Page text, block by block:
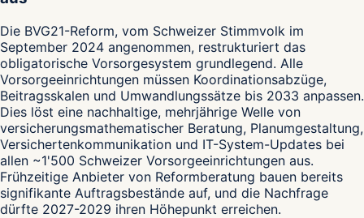
Die BVG21-Reform, vom Schweizer Stimmvolk im
September 2024 angenommen, restrukturiert das
obligatorische Vorsorgesystem grundlegend. Alle
Vorsorgeeinrichtungen müssen Koordinationsabzüge,
Beitragsskalen und Umwandlungssätze bis 2033 anpassen.
Dies löst eine nachhaltige, mehrjährige Welle von
versicherungsmathematischer Beratung, Planumgestaltung,
Versichertenkommunikation und IT-System-Updates bei
allen ~1'500 Schweizer Vorsorgeeinrichtungen aus.
Frühzeitige Anbieter von Reformberatung bauen bereits
signifikante Auftragsbestände auf, und die Nachfrage
dürfte 2027-2029 ihren Höhepunkt erreichen.